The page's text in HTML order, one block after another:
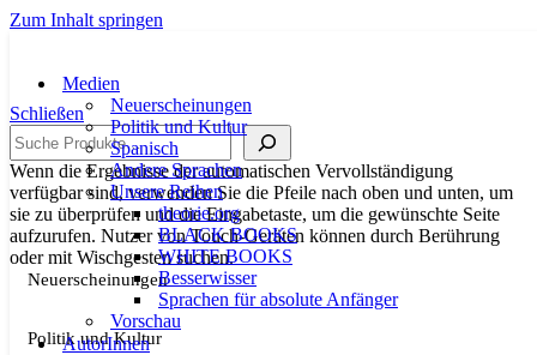
Zum Inhalt springen
Medien
Neuerscheinungen
Politik und Kultur
Spanisch
Andere Sprachen
Unsere Reihen
theorie.org
BLACK BOOKS
WHITE BOOKS
Besserwisser
Sprachen für absolute Anfänger
Vorschau
AutorInnen
Schließen
Suche
Wenn die Ergebnisse der automatischen Vervollständigung
verfügbar sind, verwenden Sie die Pfeile nach oben und unten, um
sie zu überprüfen und die Eingabetaste, um die gewünschte Seite
aufzurufen. Nutzer von Touch-Geräten können durch Berührung
oder mit Wischgesten suchen.
Neuerscheinungen
Politik und Kultur